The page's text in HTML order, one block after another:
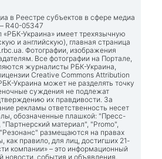
в Реестре субъектов в сфере медиа
R40-05347
Украина» имеет трехязычную
и английскую), главная страница
. Фотографии, изображения
Все фотографии на Портале,
журналисты РБК-Украина,
Creative Commons Attribution
Украина может не разделять точку
суждения не подлежат
их правдивости. За
рекламы ответственность несет
обозначенные плашкой: "Пресс-
материал", "Promo",
размещаются на правах
как правило, для лиц, достигших 21-
компании» – это информационный
новости, события и объявления,